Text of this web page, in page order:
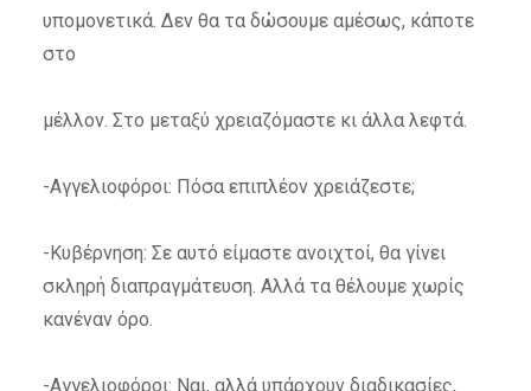
υπομονετικά. Δεν θα τα δώσουμε αμέσως, κάποτε
στο
μέλλον. Στο μεταξύ χρειαζόμαστε κι άλλα λεφτά.
-Αγγελιοφόροι: Πόσα επιπλέον χρειάζεστε;
-Κυβέρνηση: Σε αυτό είμαστε ανοιχτοί, θα γίνει
σκληρή διαπραγμάτευση. Αλλά τα θέλουμε χωρίς
κανέναν όρο.
-Αγγελιοφόροι: Ναι, αλλά υπάρχουν διαδικασίες,